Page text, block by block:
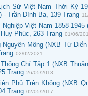
Sử Việt Nam Thời Kỳ
- Trần Đình Ba, 139 Trang
Nghiệp Việt Nam 1858-
Phúc, 263 Trang 01/06/
Mông (NXB Từ
02/02/2021
Chí Tập 1 (NXB
Trang 26/05/2013
Phủ Trên Không (NXB
Trang 02/05/2017